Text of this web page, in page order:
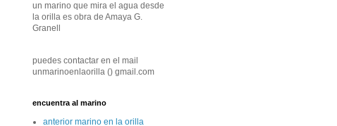
un marino que mira el agua desde
la orilla es obra de Amaya G.
Granell
puedes contactar en el mail
unmarinoenlaorilla () gmail.com
encuentra al marino
anterior marino en la orilla